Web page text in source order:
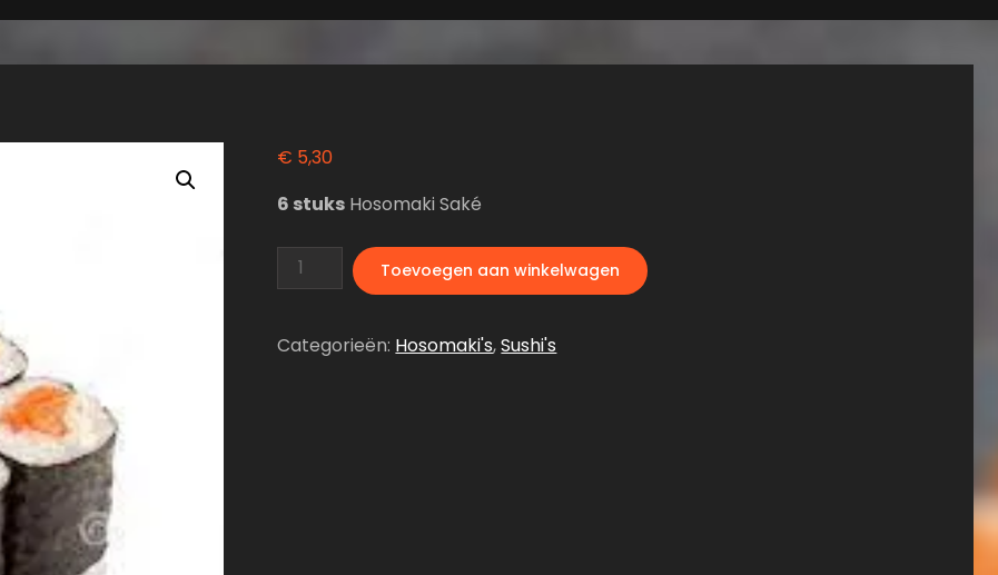
€ 5,30
6 stuks Hosomaki Saké
Hosomaki
Saké
Toevoegen aan winkelwagen
Categorieën: Hosomaki's,Sushi's